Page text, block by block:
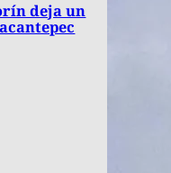
deja un